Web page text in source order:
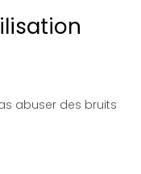
abuser des bruits